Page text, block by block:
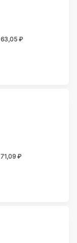
63,05 ₽
71,09 ₽